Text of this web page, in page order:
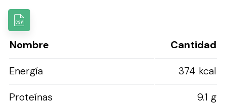
Nombre
Cantidad
Energía
374 kcal
Proteínas
9.1 g